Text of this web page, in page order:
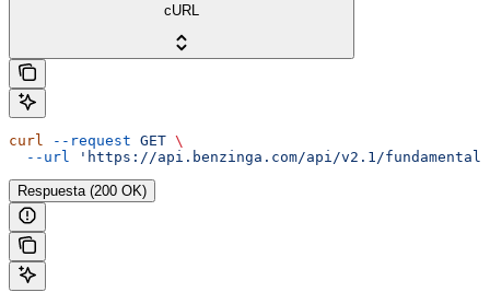
cURL
curl --request GET \
  --url
'https://api.benzinga.com/api/v2.1/
Respuesta (200 OK)